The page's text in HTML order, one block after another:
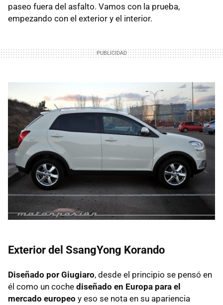
paseo fuera del asfalto. Vamos con la prueba,
empezando con el exterior y el interior.
Exterior del SsangYong Korando
Diseñado por Giugiaro, desde el principio se pensó en
él como un coche diseñado en Europa para el
mercado europeo y eso se nota en su apariencia